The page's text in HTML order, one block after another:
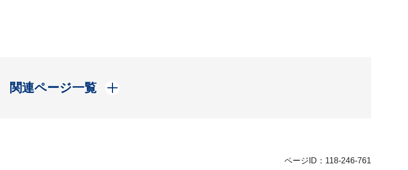
関連ページ一覧
開く
ページID：118-246-761